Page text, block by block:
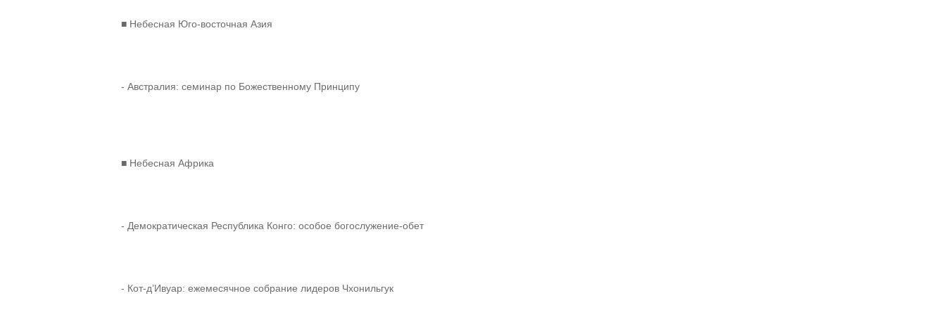
■ Небесная Юго-восточная Азия
- Австралия: семинар по Божественному Принципу
■ Небесная Африка
- Демократическая Республика Конго: особое богослужение-обет
- Кот-д’Ивуар: ежемесячное собрание лидеров Чхонильгук